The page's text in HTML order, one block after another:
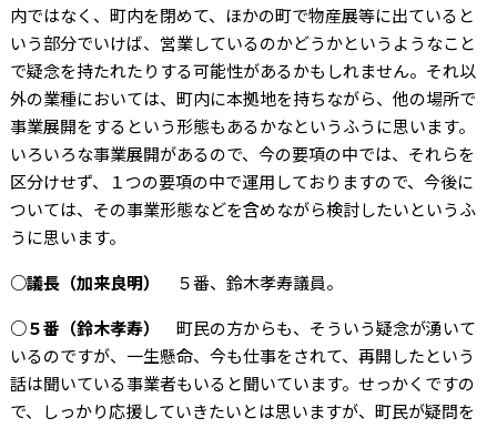
内ではなく、町内を閉めて、ほかの町で物産展等に出ていると
いう部分でいけば、営業しているのかどうかというようなこと
で疑念を持たれたりする可能性があるかもしれません。それ以
外の業種においては、町内に本拠地を持ちながら、他の場所で
事業展開をするという形態もあるかなというふうに思います。
いろいろな事業展開があるので、今の要項の中では、それらを
区分けせず、１つの要項の中で運用しておりますので、今後に
ついては、その事業形態などを含めながら検討したいというふ
うに思います。
○議長（加来良明）
５番、鈴木孝寿議員。
○５番（鈴木孝寿）
町民の方からも、そういう疑念が湧いて
いるのですが、一生懸命、今も仕事をされて、再開したという
話は聞いている事業者もいると聞いています。せっかくですの
で、しっかり応援していきたいとは思いますが、町民が疑問を